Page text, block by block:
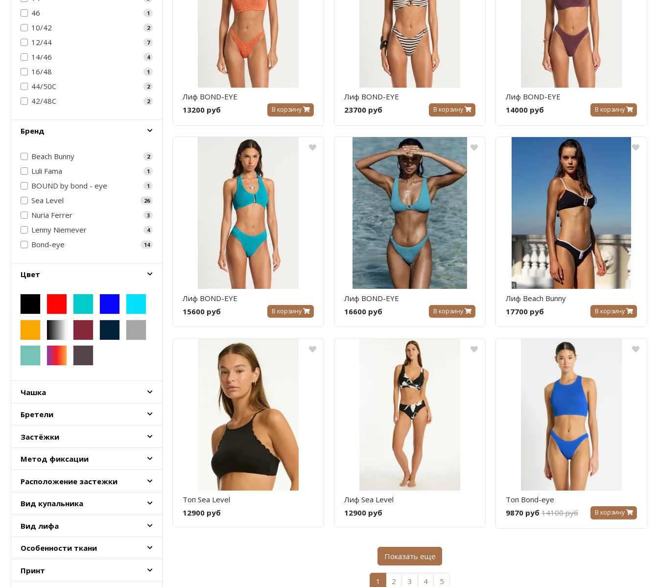
46 1
10/42 2
12/44 7
14/46 4
16/48 1
44/50С 2
42/48С 2
Бренд
Beach Bunny 2
Luli Fama 1
BOUND by bond - eye 1
Sea Level 26
Nuria Ferrer 3
Lenny Niemever 4
Bond-eye 14
Цвет
Чашка
Бретели
Застёжки
Метод фиксации
Расположение застежки
Вид купальника
Вид лифа
Особенности ткани
Принт
Лиф BOND-EYE
13200 руб
В корзину
Лиф BOND-EYE
23700 руб
В корзину
Лиф BOND-EYE
14000 руб
В корзину
Лиф BOND-EYE
15600 руб
В корзину
Лиф BOND-EYE
16600 руб
В корзину
Лиф Beach Bunny
17700 руб
В корзину
Топ Sea Level
12900 руб
Лиф Sea Level
12900 руб
Топ Bond-eye
9870 руб 14100 руб В корзину
Показать еще
1 2 3 4 5